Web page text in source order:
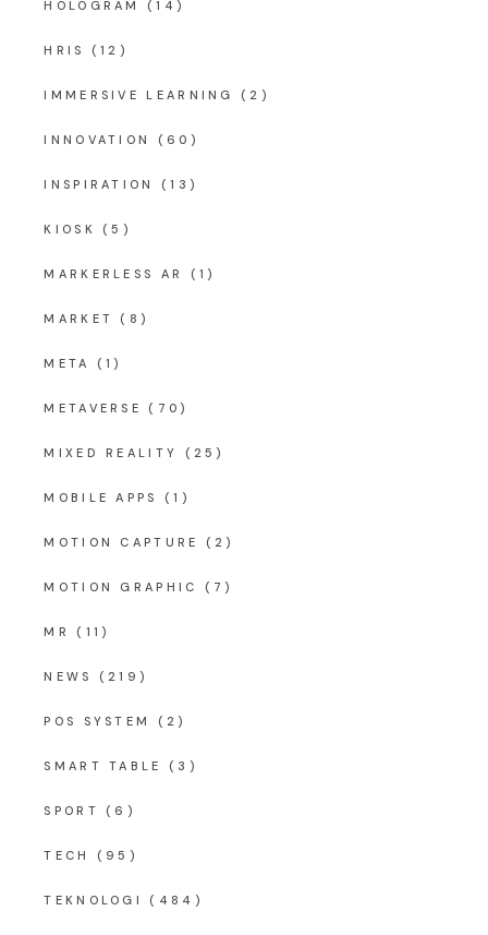
HOLOGRAM (14)
HRIS (12)
IMMERSIVE LEARNING (2)
INNOVATION (60)
INSPIRATION (13)
KIOSK (5)
MARKERLESS AR (1)
MARKET (8)
META (1)
METAVERSE (70)
MIXED REALITY (25)
MOBILE APPS (1)
MOTION CAPTURE (2)
MOTION GRAPHIC (7)
MR (11)
NEWS (219)
POS SYSTEM (2)
SMART TABLE (3)
SPORT (6)
TECH (95)
TEKNOLOGI (484)